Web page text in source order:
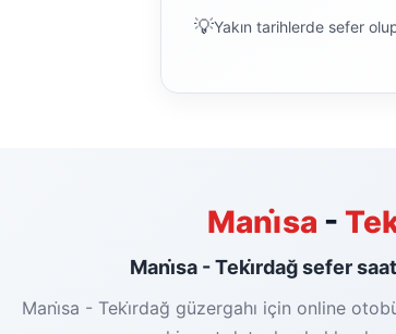
Yakın tarihlerde sefer
Mani̇sa -
Mani̇sa - Teki̇rdağ sefer
Mani̇sa - Teki̇rdağ güzergahı için online